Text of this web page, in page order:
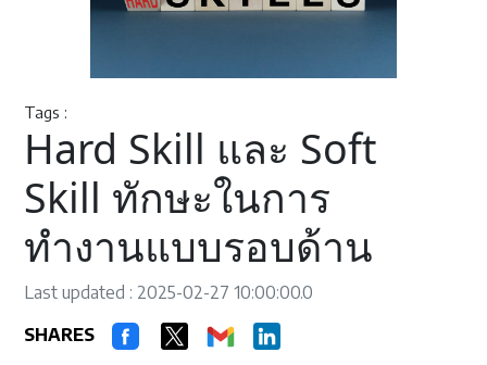
Tags :
Hard Skill และ Soft
Skill ทักษะในการ
ทำงานแบบรอบด้าน
Last updated : 2025-02-27 10:00:00.0
SHARES